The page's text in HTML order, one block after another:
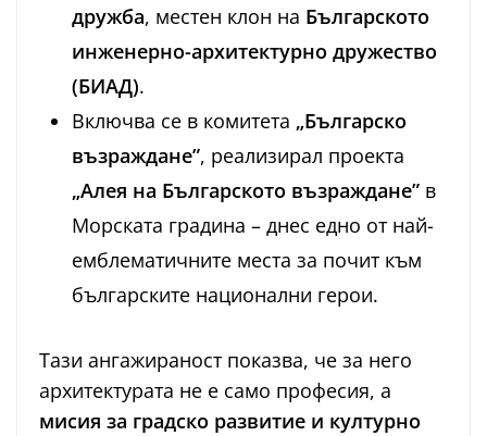
дружба, местен клон на Българското
инженерно-архитектурно дружество
(БИАД).
Включва се в комитета „Българско
възраждане”, реализирал проекта
„Алея на Българското възраждане” в
Морската градина – днес едно от най-
емблематичните места за почит към
българските национални герои.
Тази ангажираност показва, че за него
архитектурата не е само професия, а
мисия за градско развитие и културно